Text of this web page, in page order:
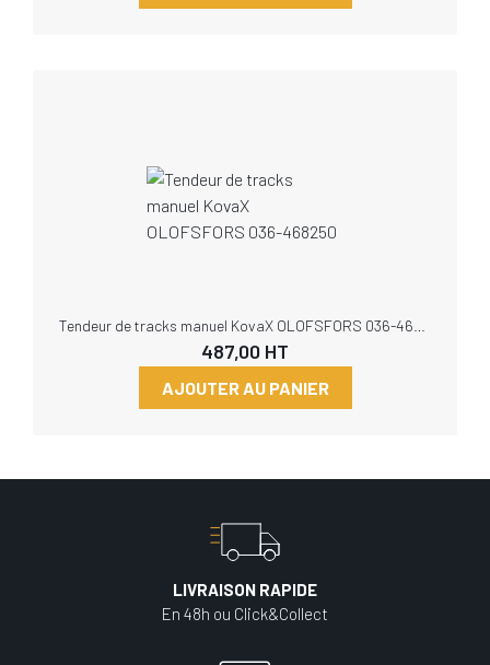
487,00 HT
AJOUTER AU PANIER
LIVRAISON RAPIDE
En 48h ou Click&Collect